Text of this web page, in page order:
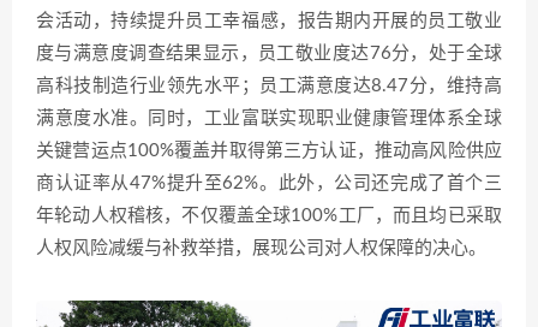
会活动，持续提升员工幸福感，报告期内开展的员工敬业
度与满意度调查结果显示，员工敬业度达76分，处于全球
高科技制造行业领先水平；员工满意度达8.47分，维持高
满意度水准。同时，工业富联实现职业健康管理体系全球
关键营运点100%覆盖并取得第三方认证，推动高风险供应
商认证率从47%提升至62%。此外，公司还完成了首个三
年轮动人权稽核，不仅覆盖全球100%工厂，而且均已采取
人权风险减缓与补救举措，展现公司对人权保障的决心。